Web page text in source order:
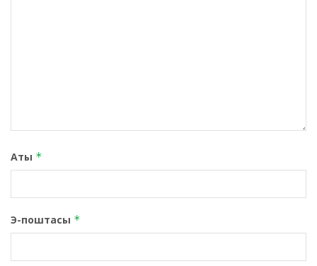
Аты *
Э-поштасы *